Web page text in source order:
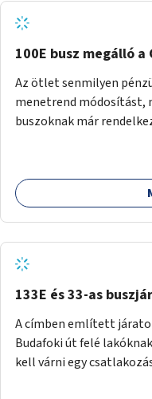
tud állni a megállóba. A
csúcsidőben már most
befejeztével
100E busz megálló
Az ötlet senmilyen
menetrend módosítást,
buszoknak már
ha a 100E reptéri busz
megállna - főleg éjjel,
nem hosszabbítaná meg
viszont a Kálvin tér-
perccel rövidítheti az
133E és 33-as
A címben említett
Budafoki út felé
kell várni egy